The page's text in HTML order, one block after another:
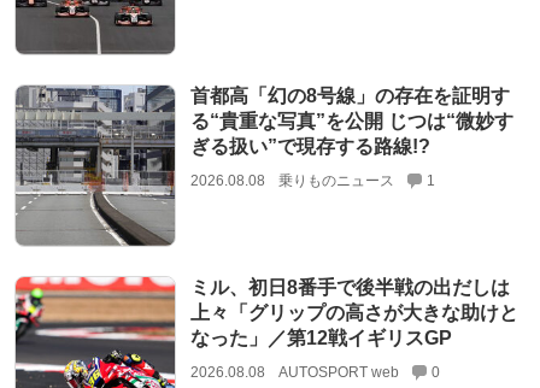
首都高「幻の8号線」の存在を証明す
る“貴重な写真”を公開 じつは“微妙す
ぎる扱い”で現存する路線!?
2026.08.08 乗りものニュース 1
ミル、初日8番手で後半戦の出だしは
上々「グリップの高さが大きな助けと
なった」／第12戦イギリスGP
2026.08.08 AUTOSPORT web 0